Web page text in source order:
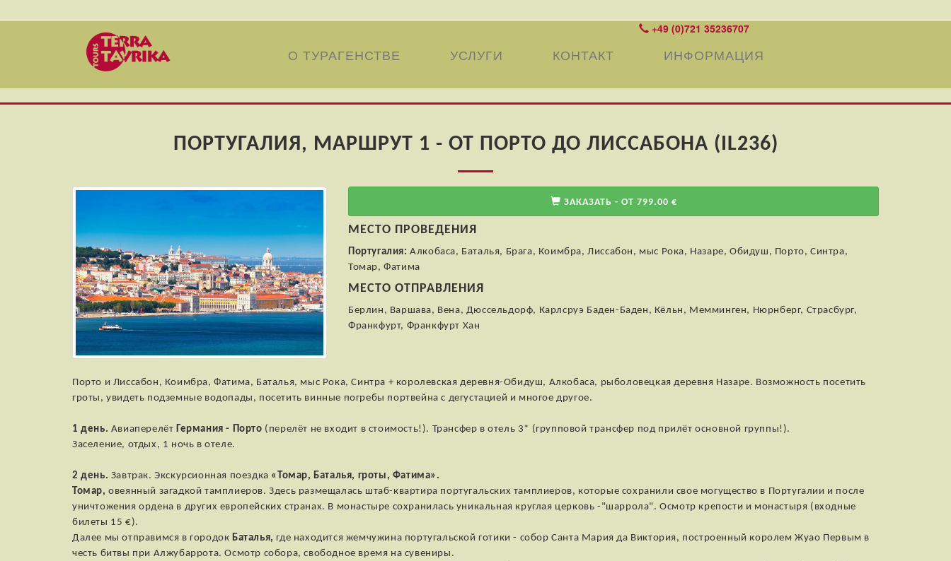
О ТУРАГЕНСТВЕ УСЛУГИ КОНТАКТ
+49 (0)721 35236707
ИНФОРМАЦИЯ
ПОРТУГАЛИЯ, МАРШРУТ 1 - ОТ ПОРТО ДО ЛИССАБОНА (IL236)
ЗАКАЗАТЬ - ОТ 799.00 €
МЕСТО ПРОВЕДЕНИЯ
Португалия: Алкобаса, Баталья, Брага, Коимбра, Лиссабон, мыс Рока, Назаре, Обидуш, Порто, Синтра,
Томар, Фатима
МЕСТО ОТПРАВЛЕНИЯ
Берлин, Варшава, Вена, Дюссельдорф, Карлсруэ Баден-Баден, Кёльн, Мемминген, Нюрнберг, Страсбург,
Франкфурт, Франкфурт Хан
Порто и Лиссабон, Коимбра, Фатима, Баталья, мыс Рока, Синтра + королевская деревня-Обидуш, Алкобаса, рыболовецкая деревня Назаре. Возможность посетить
гроты, увидеть подземные водопады, посетить винные погребы портвейна с дегустацией и многое другое.
1 день. Авиаперелёт Германия - Порто (перелёт не входит в стоимость!). Трансфер в отель 3* (групповой трансфер под прилёт основной группы!).
Заселение, отдых, 1 ночь в отеле.
2 день. Завтрак. Экскурсионная поездка «Томар, Баталья, гроты, Фатима».
Томар, овеянный загадкой тамплиеров. Здесь размещалась штаб-квартира португальских тамплиеров, которые сохранили свое могущество в Португалии и после
уничтожения ордена в других европейских странах. В монастыре сохранилась уникальная круглая церковь -"шаррола". Осмотр крепости и монастыря (входные
билеты 15 €).
Далее мы отправимся в городок Баталья, где находится жемчужина португальской готики - собор Санта Мария да Виктория, построенный королем Жуао Первым в
честь битвы при Алжубаррота. Осмотр собора, свободное время на сувениры.